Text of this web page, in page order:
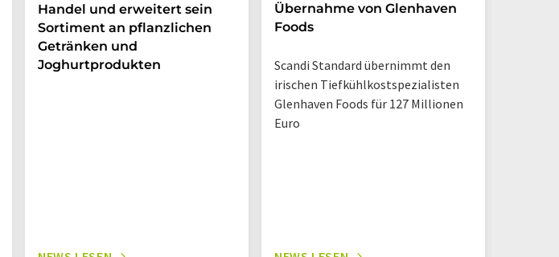
Handel und erweitert sein
Sortiment an pflanzlichen
Getränken und
Joghurtprodukten
Übernahme von Glenhaven
Foods
Scandi Standard übernimmt den
irischen Tiefkühlkostspezialisten
Glenhaven Foods für 127 Millionen
Euro